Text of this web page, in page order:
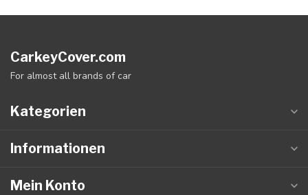
CarkeyCover.com
For almost all brands of car
Kategorien
Informationen
Mein Konto